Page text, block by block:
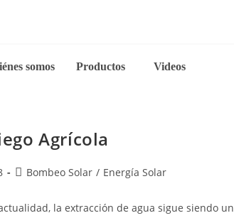
somos Productos Videos
Agrícola
Bombeo Solar / Energía Solar
la extracción de agua sigue siendo